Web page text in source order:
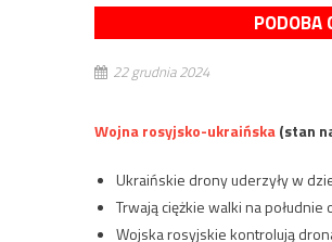
PODOBA
22 grudnia 2024
Wojna rosyjsko-ukraińska(stan
Ukraińskie drony uderzyły w
Trwają ciężkie walki na
Wojska rosyjskie kontrolują